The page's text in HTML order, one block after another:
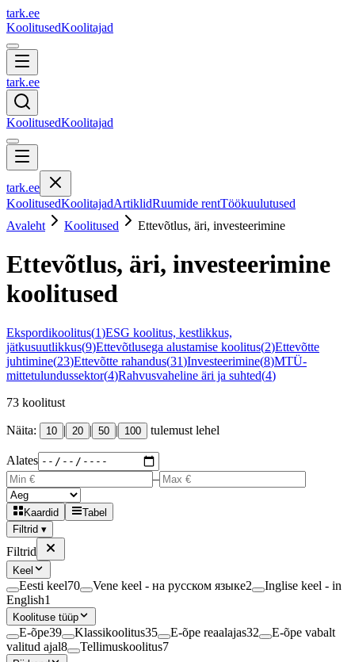
tark.ee
KoolitusedKoolitajad
tark.ee
KoolitusedKoolitajad
tark.ee
KoolitusedKoolitajadArtiklidRuumide rentTöökuulutused
Avaleht
Koolitused Ettevõtlus, äri, investeerimine
Ettevõtlus, äri, investeerimine
koolitused
Ekspordikoolitus(1)ESG koolitus, kestlikkus,
jätkusuutlikkus(9)Ettevõtlusega alustamise koolitus(2)Ettevõtte
juhtimine(23)Ettevõtte rahandus(31)Investeerimine(8)MTÜ-
mittetulundussektor(4)Rahvusvaheline äri ja suhted(4)
73 koolitust
Näita: 10 | 20 | 50 | 100 tulemust lehel
Alates
–
Kaardid
Tabel
Filtrid ▾
Filtrid
Keel
Eesti keel70 Vene keel - на русском языке2
Inglise keel - in
English1
Koolituse tüüp
E-õpe39 Klassikoolitus35 E-õpe reaalajas32
E-õpe vabalt
valitud ajal8 Tellimuskoolitus7